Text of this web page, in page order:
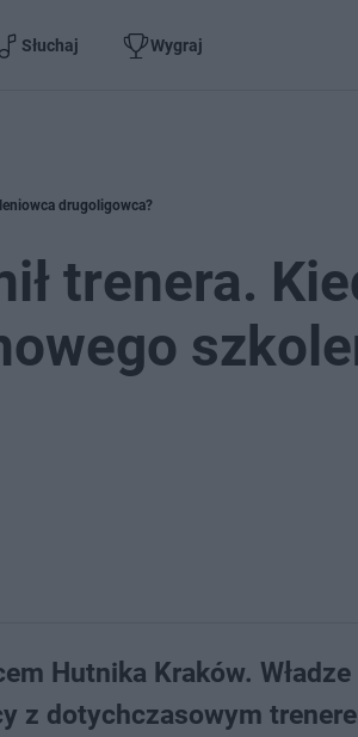
Słuchaj Wygraj
drugoligowca?
trenera.
Hutnika Kraków.
z dotychczasowym